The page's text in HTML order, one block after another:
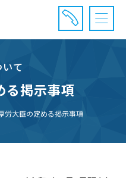
前11時20分まで
、年末年始
て
る掲示事項
労大臣の定める掲示事項